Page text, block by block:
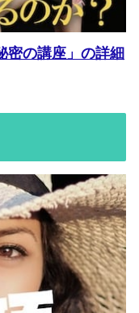
密の講座」の詳細